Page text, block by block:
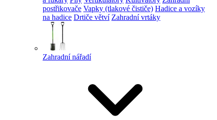
postřikovače Vapky (tlakové čističe) Hadice a vozíky
na hadice Drtiče větví Zahradní vrtáky
Zahradní nářadí